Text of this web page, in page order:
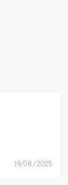
19/08/2025